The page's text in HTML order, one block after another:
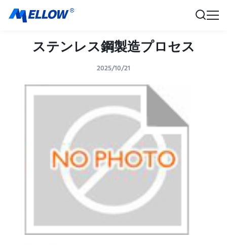
ステンレス鋼製造プロセス
2025/10/21